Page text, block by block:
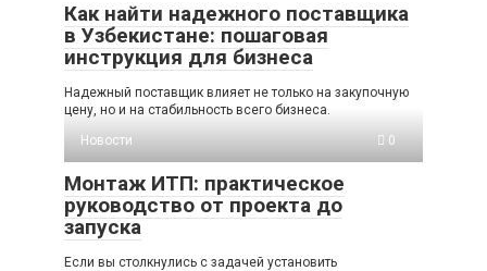
Как найти надежного поставщика
в Узбекистане: пошаговая
инструкция для бизнеса
Надежный поставщик влияет не только на закупочную
цену, но и на стабильность всего бизнеса.
Новости
0
Монтаж ИТП: практическое
руководство от проекта до
запуска
Если вы столкнулись с задачей установить